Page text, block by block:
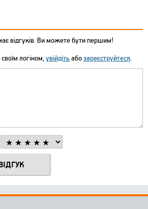
відгуків. Ви можете бути першим!
логіном,увійдітьабозареєструйтеся.